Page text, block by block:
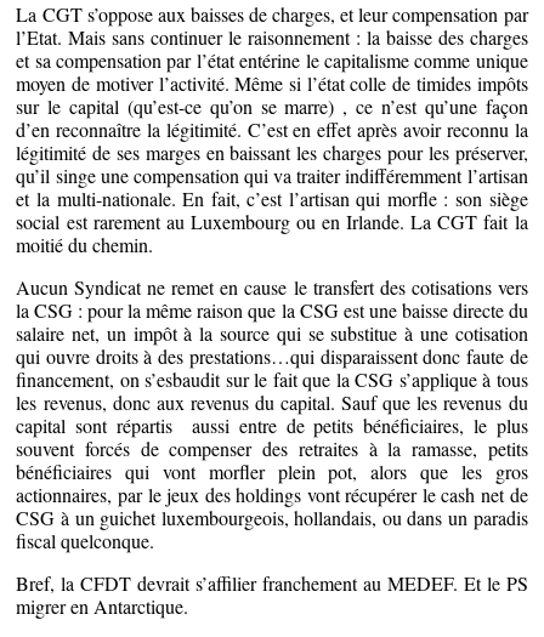
La CGT s’oppose aux baisses de charges, et leur compensation par
l’Etat. Mais sans continuer le raisonnement : la baisse des charges
et sa compensation par l’état entérine le capitalisme comme unique
moyen de motiver l’activité. Même si l’état colle de timides impôts
sur le capital (qu’est-ce qu’on se marre) , ce n’est qu’une façon
d’en reconnaître la légitimité. C’est en effet après avoir reconnu la
légitimité de ses marges en baissant les charges pour les préserver,
qu’il singe une compensation qui va traiter indifféremment l’artisan
et la multi-nationale. En fait, c’est l’artisan qui morfle : son siège
social est rarement au Luxembourg ou en Irlande. La CGT fait la
moitié du chemin.
Aucun Syndicat ne remet en cause le transfert des cotisations vers
la CSG : pour la même raison que la CSG est une baisse directe du
salaire net, un impôt à la source qui se substitue à une cotisation
qui ouvre droits à des prestations…qui disparaissent donc faute de
financement, on s’esbaudit sur le fait que la CSG s’applique à tous
les revenus, donc aux revenus du capital. Sauf que les revenus du
capital sont répartis aussi entre de petits bénéficiaires, le plus
souvent forcés de compenser des retraites à la ramasse, petits
bénéficiaires qui vont morfler plein pot, alors que les gros
actionnaires, par le jeux des holdings vont récupérer le cash net de
CSG à un guichet luxembourgeois, hollandais, ou dans un paradis
fiscal quelconque.
Bref, la CFDT devrait s’affilier franchement au MEDEF. Et le PS
migrer en Antarctique.